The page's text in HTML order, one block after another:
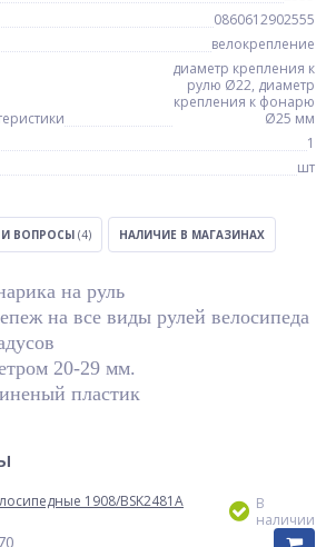
0860612902555
велокрепление
диаметр крепления к
рулю Ø22, диаметр
крепления к фонарю
Ø25 мм
1
шт
ВОПРОСЫ (4) НАЛИЧИЕ В МАГАЗИНАХ
на руль
на все виды рулей
20-29 мм.
пластик
1908/BSK2481A
В
наличии